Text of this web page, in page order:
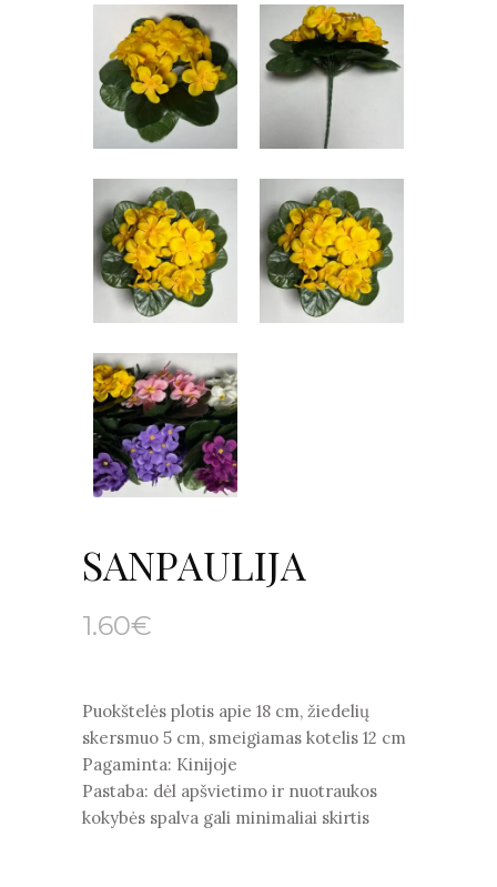
SANPAULIJA
1.60€
Puokštelės plotis apie 18 cm, žiedelių
skersmuo 5 cm, smeigiamas kotelis 12 cm
Pagaminta: Kinijoje
Pastaba: dėl apšvietimo ir nuotraukos
kokybės spalva gali minimaliai skirtis